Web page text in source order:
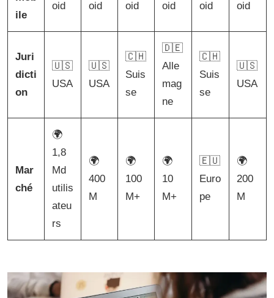
ile
oid oid oid oid oid oid
Juri
dicti
on
🇺🇸
USA
🇺🇸
USA
🇨🇭
Suis
se
🇩🇪
Alle
mag
ne
🇨🇭
Suis
se
🇺🇸
USA
Mar
ché
🌍
1,8
Md
utilis
ateu
rs
🌍
400
M
🌍
100
M+
🌍
10
M+
🇪🇺
Euro
pe
🌍
200
M